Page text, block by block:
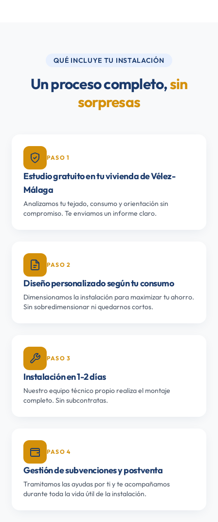
QUÉ INCLUYE TU INSTALACIÓN
Un proceso completo,sin
sorpresas
PASO 1
Estudio gratuito en tu vivienda de Vélez-
Málaga
Analizamos tu tejado, consumo y orientación sin
compromiso. Te enviamos un informe claro.
PASO 2
Diseño personalizado según tu consumo
Dimensionamos la instalación para maximizar tu ahorro.
Sin sobredimensionar ni quedarnos cortos.
PASO 3
Instalación en 1-2 días
Nuestro equipo técnico propio realiza el montaje
completo. Sin subcontratas.
PASO 4
Gestión de subvenciones y postventa
Tramitamos las ayudas por ti y te acompañamos
durante toda la vida útil de la instalación.